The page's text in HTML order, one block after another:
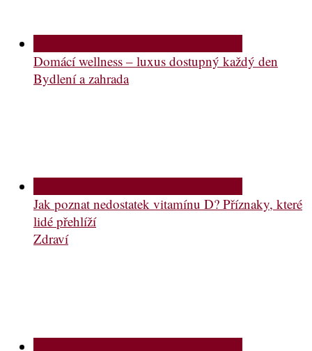
Domácí wellness – luxus dostupný každý den
Bydlení a zahrada
Jak poznat nedostatek vitamínu D? Příznaky, které
lidé přehlíží
Zdraví